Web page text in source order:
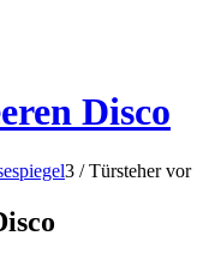
Disco
3 / Türsteher vor